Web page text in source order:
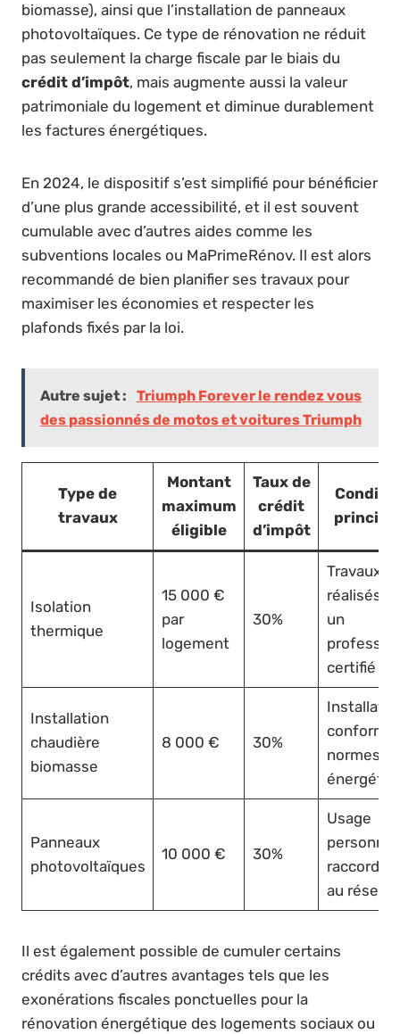
biomasse), ainsi que l’installation de panneaux
photovoltaïques. Ce type de rénovation ne réduit
pas seulement la charge fiscale par le biais du
crédit d’impôt, mais augmente aussi la valeur
patrimoniale du logement et diminue durablement
les factures énergétiques.
En 2024, le dispositif s’est simplifié pour bénéficier
d’une plus grande accessibilité, et il est souvent
cumulable avec d’autres aides comme les
subventions locales ou MaPrimeRénov. Il est alors
recommandé de bien planifier ses travaux pour
maximiser les économies et respecter les
plafonds fixés par la loi.
Autre sujet :
Triumph Forever le rendez vous
des passionnés de motos et voitures Triumph
Type de
travaux
Montant
maximum
éligible
Taux de
crédit
d’impôt
Isolation
thermique
15 000 €
par
logement
30%
Travaux
réalisés
un
certifié
Installation
chaudière
biomasse
8 000 € 30%
conforme
normes
Panneaux
photovoltaïques
10 000 € 30%
Usage
au réseau
Il est également possible de cumuler certains
crédits avec d’autres avantages tels que les
exonérations fiscales ponctuelles pour la
rénovation énergétique des logements sociaux ou